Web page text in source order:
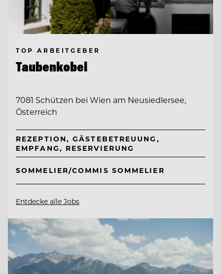
TOP ARBEITGEBER
Taubenkobel
7081 Schützen bei Wien am Neusiedlersee,
Österreich
REZEPTION, GÄSTEBETREUUNG,
EMPFANG, RESERVIERUNG
SOMMELIER/COMMIS SOMMELIER
Entdecke alle Jobs